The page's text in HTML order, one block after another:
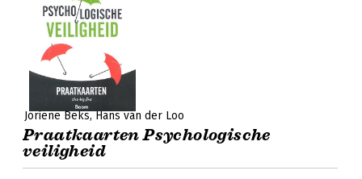
Joriene Beks Hans van der Loo
Praatkaarten Psychologische
veiligheid